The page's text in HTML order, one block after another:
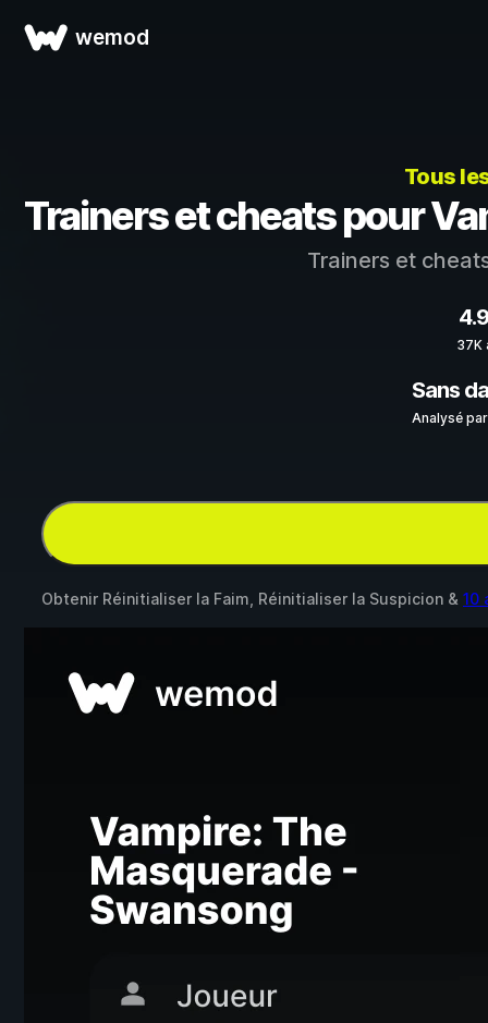
wemod
Tous
Trainers et cheats pour
Trainers et
37K
Sans
Analysé
Obtenir Réinitialiser la Faim, Réinitialiser la Suspicion & 10